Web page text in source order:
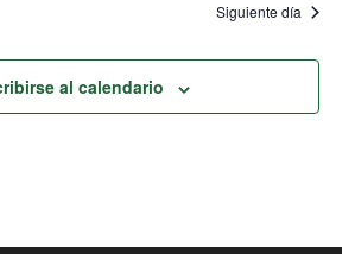
Siguiente día
al calendario